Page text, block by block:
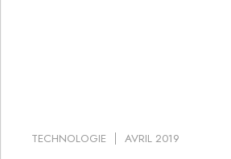
TECHNOLOGIE AVRIL 2019